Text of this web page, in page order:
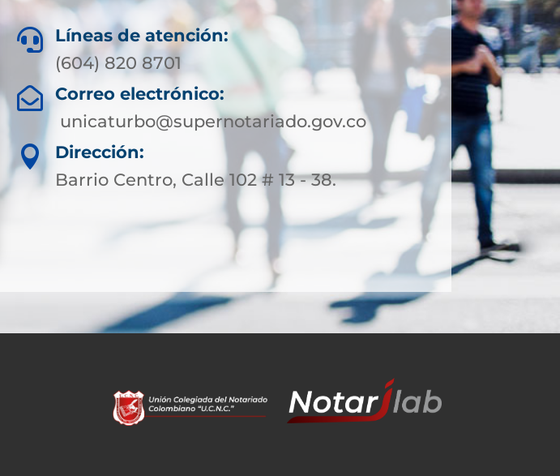

Líneas de atención:
(604) 820 8701
 Correo electrónico:
unicaturbo@supernotariado.gov.co

Dirección:
Barrio Centro, Calle 102 # 13 - 38.